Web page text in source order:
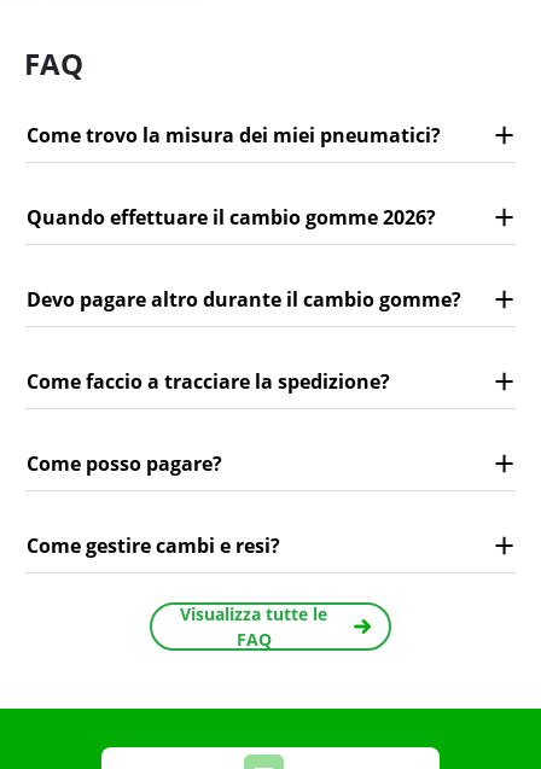
FAQ
Come trovo la misura dei miei pneumatici?
Quando effettuare il cambio gomme 2026?
Devo pagare altro durante il cambio gomme?
Come faccio a tracciare la spedizione?
Come posso pagare?
Come gestire cambi e resi?
Visualizza tutte le
FAQ